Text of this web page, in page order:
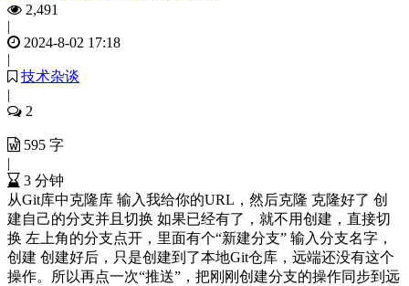
2,491
|
2024-8-02 17:18
|
技术杂谈
|
2
595 字
|
3 分钟
从Git库中克隆库 输入我给你的URL，然后克隆 克隆好了 创
建自己的分支并且切换 如果已经有了，就不用创建，直接切
换 左上角的分支点开，里面有个“新建分支” 输入分支名字，
创建 创建好后，只是创建到了本地Git仓库，远端还没有这个
操作。所以再点一次“推送”，把刚刚创建分支的操作同步到远